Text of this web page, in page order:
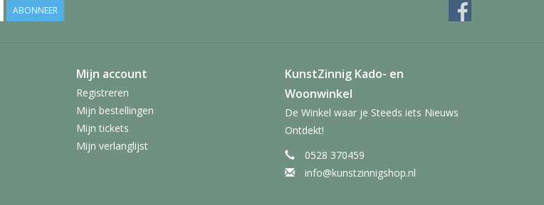
ABONNEER
Mijn account
Registreren
Mijn bestellingen
Mijn tickets
Mijn verlanglijst
KunstZinnig Kado- en
Woonwinkel
De Winkel waar je Steeds iets Nieuws
Ontdekt!
0528 370459
info@kunstzinnigshop.nl